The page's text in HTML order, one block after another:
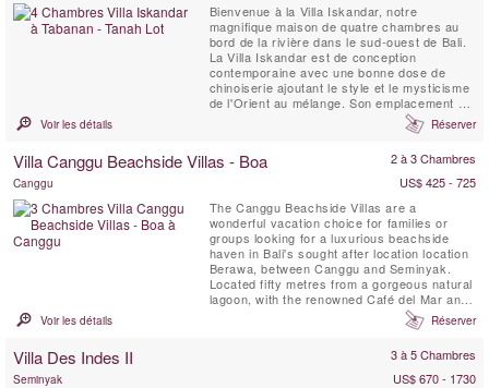
Bienvenue à la Villa Iskandar, notre
magnifique maison de quatre chambres au
bord de la rivière dans le sud-ouest de Bali.
La Villa Iskandar est de conception
contemporaine avec une bonne dose de
chinoiserie ajoutant le style et le mysticisme
de l'Orient au mélange. Son emplacement a
été choisi pour sa beauté naturelle et son
charme rural tandis que les bons moments
13 kilomètres en voiture.
Voir les détails Réserver
Villa Canggu Beachside Villas - Boa 2 à 3 Chambres
Canggu
US$ 425 - 725
The Canggu Beachside Villas are a
wonderful vacation choice for families or
groups looking for a luxurious beachside
haven in Bali's sought after location location
Berawa, between Canggu and Seminyak.
Located fifty metres from a gorgeous natural
lagoon, with the renowned Café del Mar and
Lalaguna just a 100 m stroll from your front
door, the three villas have been designed to
own unique character. Five-bedroomed Villa
Voir les détails Réserver
Villa Des Indes II 3 à 5 Chambres
Seminyak
US$ 670 - 1730